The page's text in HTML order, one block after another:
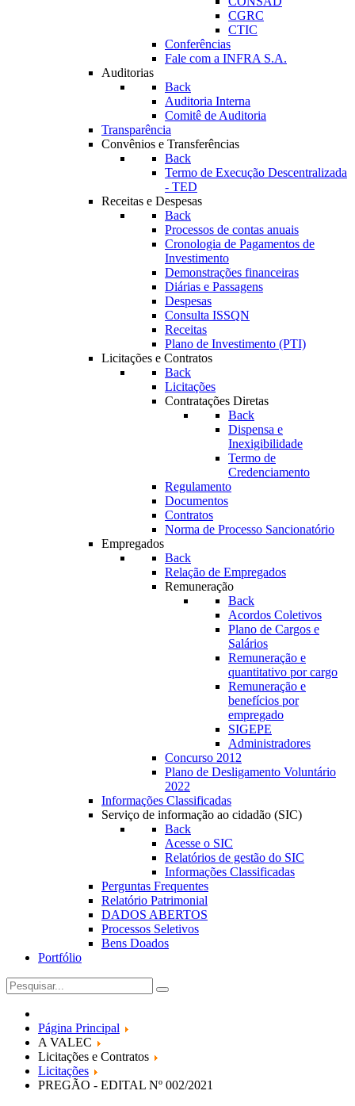
CGRC
CTIC
Conferências
Fale com a INFRA S.A.
Auditorias
Back
Auditoria Interna
Comitê de Auditoria
Transparência
Convênios e Transferências
Back
Termo de Execução Descentralizada
- TED
Receitas e Despesas
Back
Processos de contas anuais
Cronologia de Pagamentos de
Investimento
Demonstrações financeiras
Diárias e Passagens
Despesas
Consulta ISSQN
Receitas
Plano de Investimento (PTI)
Licitações e Contratos
Back
Licitações
Contratações Diretas
Back
Dispensa e
Inexigibilidade
Termo de
Credenciamento
Regulamento
Documentos
Contratos
Norma de Processo Sancionatório
Empregados
Back
Relação de Empregados
Remuneração
Back
Acordos Coletivos
Plano de Cargos e
Salários
Remuneração e
quantitativo por cargo
Remuneração e
benefícios por
empregado
SIGEPE
Administradores
Concurso 2012
Plano de Desligamento Voluntário
2022
Informações Classificadas
Serviço de informação ao cidadão (SIC)
Back
Acesse o SIC
Relatórios de gestão do SIC
Informações Classificadas
Perguntas Frequentes
Relatório Patrimonial
DADOS ABERTOS
Processos Seletivos
Bens Doados
Portfólio
Página Principal
A VALEC
Licitações e Contratos
Licitações
PREGÃO - EDITAL Nº 002/2021